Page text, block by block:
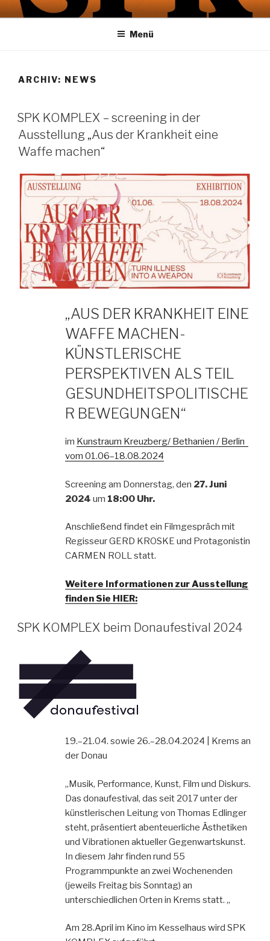
Zum
InhaltSPK KOMPLEX
ein Film von Gerd Kroske
Menü
ARCHIV: NEWS
SPK KOMPLEX – screening in der
Ausstellung „Aus der Krankheit eine
Waffe machen“
„AUS DER KRANKHEIT EINE
WAFFE MACHEN-
KÜNSTLERISCHE
PERSPEKTIVEN ALS TEIL
GESUNDHEITSPOLITISCHE
R BEWEGUNGEN“
im Kunstraum Kreuzberg/ Bethanien / Berlin
vom 01.06–18.08.2024
Screening am Donnerstag, den 27. Juni
2024 um 18:00 Uhr.
Anschließend findet ein Filmgespräch mit
Regisseur GERD KROSKE und Protagonistin
CARMEN ROLL statt.
Weitere Informationen zur Ausstellung
finden Sie HIER:
SPK KOMPLEX beim Donaufestival 2024
19.–21.04. sowie 26.–28.04.2024 | Krems an
der Donau
„Musik, Performance, Kunst, Film und Diskurs.
Das donaufestival, das seit 2017 unter der
künstlerischen Leitung von Thomas Edlinger
steht, präsentiert abenteuerliche Ästhetiken
und Vibrationen aktueller Gegenwartskunst.
In diesem Jahr finden rund 55
Programmpunkte an zwei Wochenenden
(jeweils Freitag bis Sonntag) an
unterschiedlichen Orten in Krems statt. „
Am 28.April im Kino im Kesselhaus wird SPK